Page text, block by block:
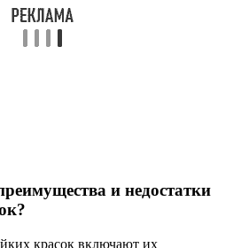
и недостатки
красок включают их